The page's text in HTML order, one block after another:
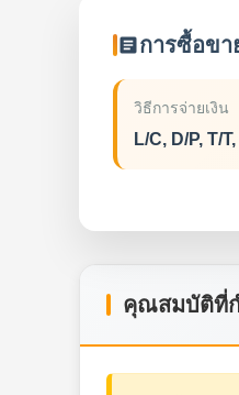
การซื้อขา
วิธีการจ่ายเงิน
L/C, D/P, T/
คุณสมบัติที่